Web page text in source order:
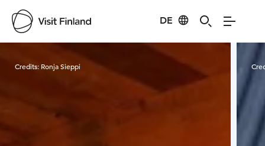
DE
Visit Finland
Credits: Ronja Sieppi